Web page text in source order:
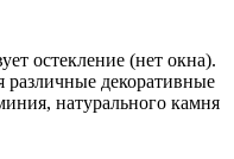
остекление (нет окна).
различные декоративные
натурального камня